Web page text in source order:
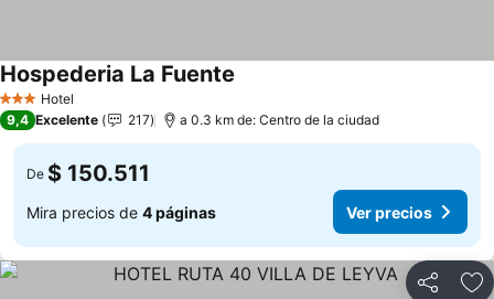
3 Estrellas
Hotel
Hospederia La Fuente
9,4 Excelente 217 a 0.3 km de: Centro de la ciudad
De $ 150.511
Mira precios de 4 páginas Ver precios
Compartir